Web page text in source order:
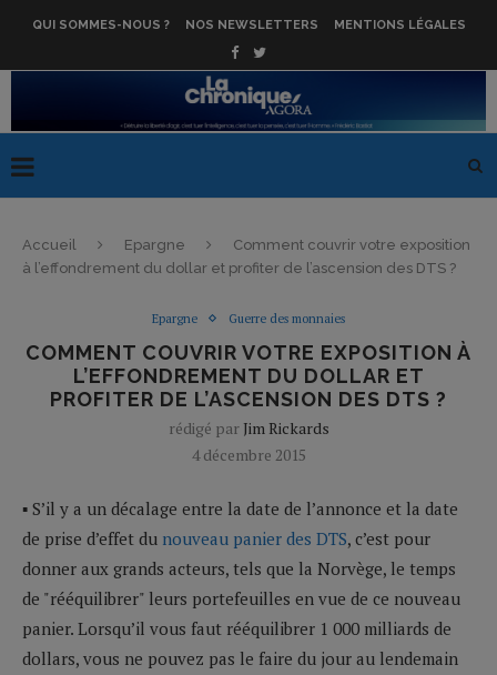
QUI SOMMES-NOUS ? NOS NEWSLETTERS MENTIONS LÉGALES
Accueil Epargne
Comment couvrir votre exposition
à l’effondrement du dollar et profiter de l’ascension des DTS ?
Epargne Guerre des monnaies
COMMENT COUVRIR VOTRE EXPOSITION À
L’EFFONDREMENT DU DOLLAR ET
PROFITER DE L’ASCENSION DES DTS ?
rédigé par Jim Rickards
4 décembre 2015
▪ S’il y a un décalage entre la date de l’annonce et la date
de prise d’effet du nouveau panier des DTS, c’est pour
donner aux grands acteurs, tels que la Norvège, le temps
de "rééquilibrer" leurs portefeuilles en vue de ce nouveau
panier. Lorsqu’il vous faut rééquilibrer 1 000 milliards de
dollars, vous ne pouvez pas le faire du jour au lendemain